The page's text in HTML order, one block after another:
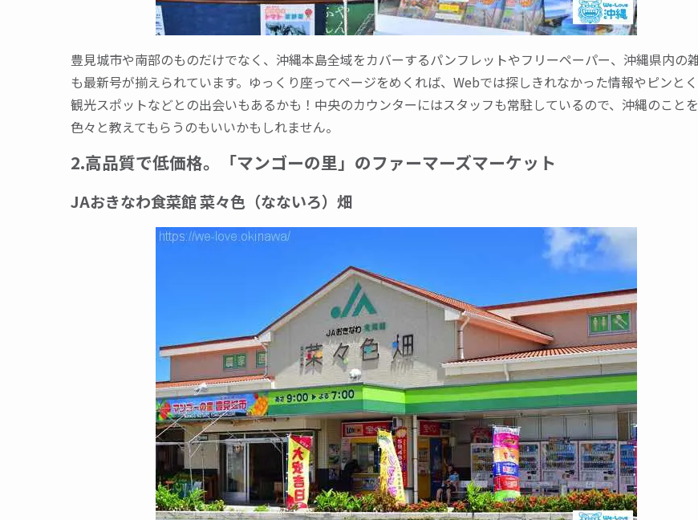
豊見城市や南部のものだけでなく、沖縄本島全域をカバーするパンフレットやフリーペーパー、沖縄県内の
も最新号が揃えられています。ゆっくり座ってページをめくれば、Webでは探しきれなかった情報やピンと
観光スポットなどとの出会いもあるかも！中央のカウンターにはスタッフも常駐しているので、沖縄のことを
色々と教えてもらうのもいいかもしれません。
2.高品質で低価格。「マンゴーの里」のファーマーズマーケット
JAおきなわ食菜館 菜々色（なないろ）畑